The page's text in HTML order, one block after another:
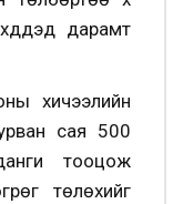
дарамт
хичээлийн
сая 500
тооцож
төлөхийг